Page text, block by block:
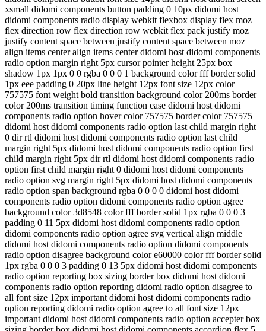
xsmall didomi components button padding 0 10px didomi host
didomi components radio display webkit flexbox display flex moz
flex direction row flex direction row webkit flex pack justify moz
justify content space between justify content space between moz
align items center align items center didomi host didomi components
radio option margin right 5px cursor pointer height 25px box
shadow 1px 1px 0 0 rgba 0 0 0 1 background color fff border solid
1px eee padding 0 20px line height 12px font size 12px color
757575 font weight bold transition background color 200ms border
color 200ms transition timing function ease didomi host didomi
components radio option hover color 757575 border color 757575
didomi host didomi components radio option last child margin right
0 dir rtl didomi host didomi components radio option last child
margin right 5px didomi host didomi components radio option first
child margin right 5px dir rtl didomi host didomi components radio
option first child margin right 0 didomi host didomi components
radio option svg margin right 5px didomi host didomi components
radio option span background rgba 0 0 0 0 didomi host didomi
components radio option didomi components radio option agree
background color 3d8548 color fff border solid 1px rgba 0 0 0 3
padding 0 11 5px didomi host didomi components radio option
didomi components radio option agree svg vertical align middle
didomi host didomi components radio option didomi components
radio option disagree background color e60000 color fff border solid
1px rgba 0 0 0 3 padding 0 13 5px didomi host didomi components
radio option reporting box sizing border box didomi host didomi
components radio option reporting didomi radio option disagree to
all font size 12px important didomi host didomi components radio
option reporting didomi radio option agree to all font size 12px
important didomi host didomi components radio option accepter box